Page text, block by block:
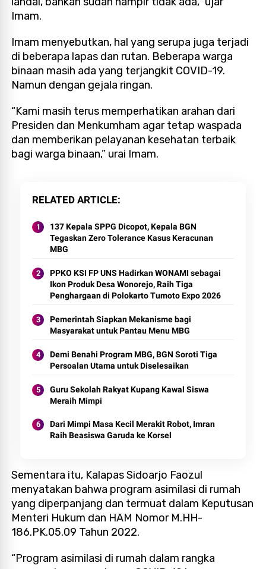
Imam.
Imam menyebutkan, hal yang serupa juga terjadi
di beberapa lapas dan rutan. Beberapa warga
binaan masih ada yang terjangkit COVID-19.
Namun dengan gejala ringan.
“Kami masih terus memperhatikan arahan dari
Presiden dan Menkumham agar tetap waspada
dan memberikan pelayanan kesehatan terbaik
bagi warga binaan,” urai Imam.
RELATED ARTICLE
137 Kepala SPPG Dicopot, Kepala BGN
Tegaskan Zero Tolerance Kasus Keracunan
MBG
PPKO KSI FP UNS Hadirkan WONAMI sebagai
Ikon Produk Desa Wonorejo, Raih Tiga
Penghargaan di Polokarto Tumoto Expo 2026
Pemerintah Siapkan Mekanisme bagi
Masyarakat untuk Pantau Menu MBG
Demi Benahi Program MBG, BGN Soroti Tiga
Persoalan Utama untuk Diselesaikan
Guru Sekolah Rakyat Kupang Kawal Siswa
Meraih Mimpi
Dari Mimpi Masa Kecil Merakit Robot, Imran
Raih Beasiswa Garuda ke Korsel
Sementara itu, Kalapas Sidoarjo Faozul
menyatakan bahwa program asimilasi di rumah
yang diperpanjang dan termuat dalam Keputusan
Menteri Hukum dan HAM Nomor M.HH-
186.PK.05.09 Tahun 2022.
“Program asimilasi di rumah dalam rangka